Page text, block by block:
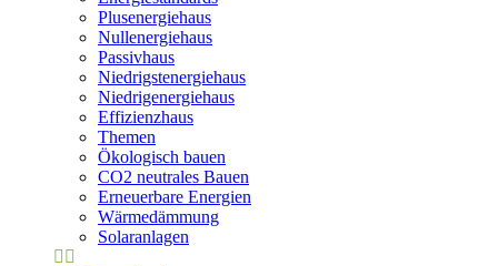
Plusenergiehaus
Nullenergiehaus
Passivhaus
Niedrigstenergiehaus
Niedrigenergiehaus
Effizienzhaus
Themen
Ökologisch bauen
CO2 neutrales Bauen
Erneuerbare Energien
Wärmedämmung
Solaranlagen